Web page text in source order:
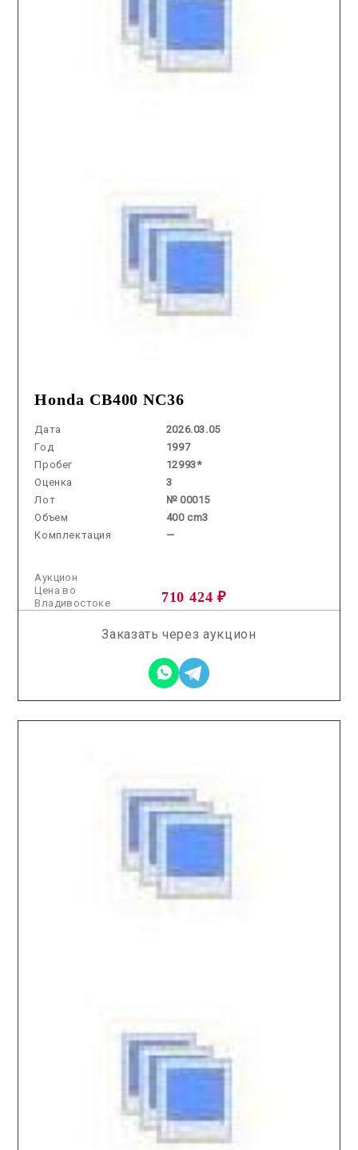
Honda CB400 NC36
Дата
2026.03.05
Год
1997
Пробег
12993*
Оценка
3
Лот
№ 00015
Объем
400 cm3
Комплектация
—
Аукцион
710 424 ₽
Цена во
Владивостоке
Заказать через аукцион